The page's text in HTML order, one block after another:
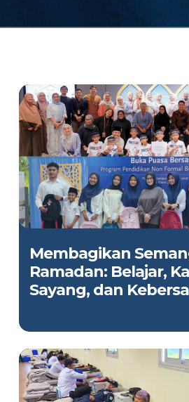
Membagikan
Ramadan: Belajar,
Sayang, dan